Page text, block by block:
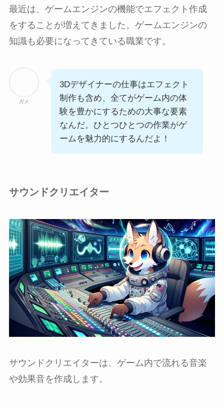
最近は、ゲームエンジンの機能でエフェクト作成
をすることが増えてきました。ゲームエンジンの
知識も必要になってきている職業です。
ガメ
3Dデザイナーの仕事はエフェクト
制作も含め、全てがゲーム内の体
験を豊かにするための大事な要素
なんだ。ひとつひとつの作業がゲ
ームを魅力的にするんだよ！
サウンドクリエイター
サウンドクリエイターは、ゲーム内で流れる音楽
や効果音を作成します。